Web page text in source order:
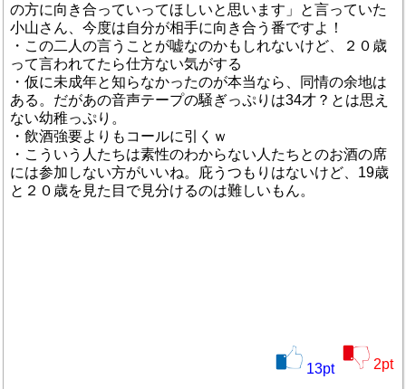
の方に向き合っていってほしいと思います」と言っていた
小山さん、今度は自分が相手に向き合う番ですよ！
・この二人の言うことが嘘なのかもしれないけど、２０歳
って言われてたら仕方ない気がする
・仮に未成年と知らなかったのが本当なら、同情の余地は
ある。だがあの音声テープの騒ぎっぷりは34才？とは思え
ない幼稚っぷり。
・飲酒強要よりもコールに引くｗ
・こういう人たちは素性のわからない人たちとのお酒の席
には参加しない方がいいね。庇うつもりはないけど、19歳
と２０歳を見た目で見分けるのは難しいもん。
13pt 2pt